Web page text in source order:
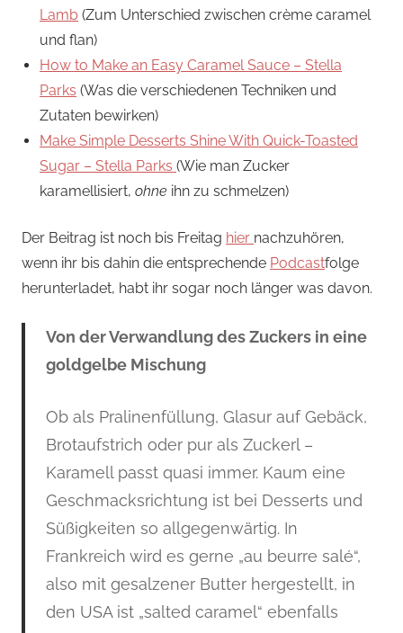
Lamb (Zum Unterschied zwischen crème caramel
und flan)
How to Make an Easy Caramel Sauce – Stella
Parks (Was die verschiedenen Techniken und
Zutaten bewirken)
Make Simple Desserts Shine With Quick-Toasted
Sugar – Stella Parks (Wie man Zucker
karamellisiert, ohne ihn zu schmelzen)
Der Beitrag ist noch bis Freitag hier nachzuhören,
wenn ihr bis dahin die entsprechende Podcastfolge
herunterladet, habt ihr sogar noch länger was davon.
Von der Verwandlung des Zuckers in eine
goldgelbe Mischung
Ob als Pralinenfüllung, Glasur auf Gebäck,
Brotaufstrich oder pur als Zuckerl –
Karamell passt quasi immer. Kaum eine
Geschmacksrichtung ist bei Desserts und
Süßigkeiten so allgegenwärtig. In
Frankreich wird es gerne „au beurre salé“,
also mit gesalzener Butter hergestellt, in
den USA ist „salted caramel“ ebenfalls